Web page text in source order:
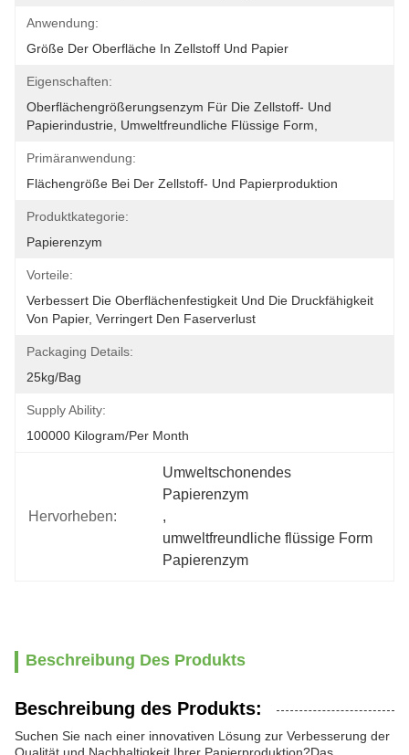
Anwendung:
Größe Der Oberfläche In Zellstoff Und Papier
Eigenschaften:
Oberflächengrößerungsenzym Für Die Zellstoff- Und
Papierindustrie, Umweltfreundliche Flüssige Form,
Primäranwendung:
Flächengröße Bei Der Zellstoff- Und Papierproduktion
Produktkategorie:
Papierenzym
Vorteile:
Verbessert Die Oberflächenfestigkeit Und Die Druckfähigkeit
Von Papier, Verringert Den Faserverlust
Packaging Details:
25kg/bag
Supply Ability:
100000 Kilogram/per Month
Hervorheben:
Umweltschonendes
Papierenzym
,
umweltfreundliche flüssige Form
Papierenzym
Beschreibung Des Produkts
Beschreibung des Produkts:
Suchen Sie nach einer innovativen Lösung zur Verbesserung der